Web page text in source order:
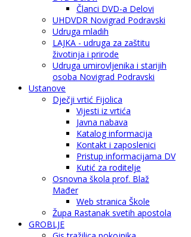
Članci DVD-a Delovi
UHDVDR Novigrad Podravski
Udruga mladih
LAJKA - udruga za zaštitu
životinja i prirode
Udruga umirovljenika i starijih
osoba Novigrad Podravski
Ustanove
Dječji vrtić Fijolica
Vijesti iz vrtića
Javna nabava
Katalog informacija
Kontakt i zaposlenici
Pristup informacijama DV
Kutić za roditelje
Osnovna škola prof. Blaž
Mađer
Web stranica Škole
Župa Rastanak svetih apostola
GROBLJE